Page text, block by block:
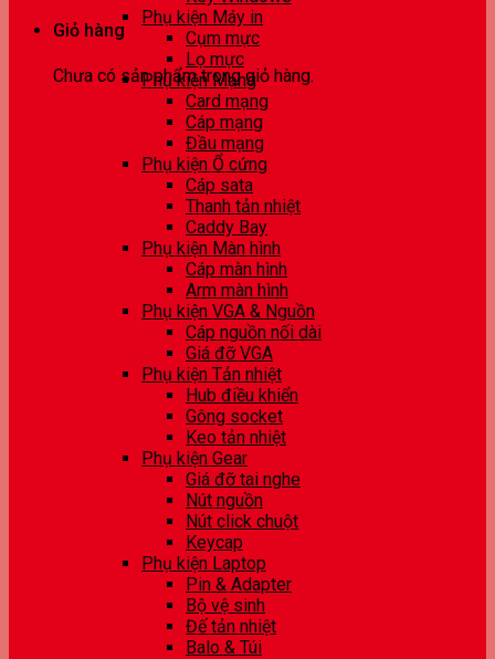
Giỏ hàng
Chưa có sản phẩm trong giỏ hàng.
Phụ kiện Máy in
Cụm mực
Lọ mực
Phụ kiện Mạng
Card mạng
Cáp mạng
Đầu mạng
Phụ kiện Ổ cứng
Cáp sata
Thanh tản nhiệt
Caddy Bay
Phụ kiện Màn hình
Cáp màn hình
Arm màn hình
Phụ kiện VGA & Nguồn
Cáp nguồn nối dài
Giá đỡ VGA
Phụ kiện Tản nhiệt
Hub điều khiển
Gông socket
Keo tản nhiệt
Phụ kiện Gear
Giá đỡ tai nghe
Nút nguồn
Nút click chuột
Keycap
Phụ kiện Laptop
Pin & Adapter
Bộ vệ sinh
Đế tản nhiệt
Balo & Túi